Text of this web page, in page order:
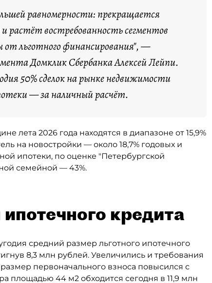
равномерности: прекращается
растёт востребованность сегментов
от льготного финансирования", —
Домклик Сбербанка Алексей Лейпи.
50% сделок на рынке недвижимости
— за наличный расчёт.
лета 2026 года находятся в диапазоне от 15,9%
на новостройки — около 18,7% годовых и
ипотеки, по оценке "Петербургской
семейной — 43%.
кредита
средний размер льготного ипотечного
8,3 млн рублей. Увеличились и требования
первоначального взноса повысился с
площадью 44 м2 обходится сегодня в 11,9 млн